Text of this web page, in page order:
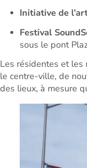
Initiative de
Festival
sous le pont
Les résidentes et les
le centre-ville, de
des lieux, à mesure